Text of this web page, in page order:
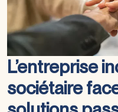
L’entreprise
sociétaire